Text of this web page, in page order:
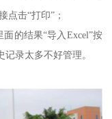
点击“打印”；
的结果“导入Excel”按
录太多不好管理。